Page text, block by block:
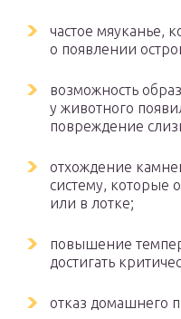
частое мяуканье,
о появлении
возможность
у животного
повреждение
отхождение
систему, которые
или в лотке;
повышение
достигать
отказ домашнего